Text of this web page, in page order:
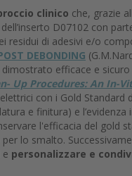
clinico che, grazie
D07102 con
residui di adesivi e/o
DEBONDING
efficace e
Up Procedures: An In-
con i Gold Standard
e finitura) e
l'efficacia del gold
lo smalto.
e personalizzare e